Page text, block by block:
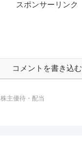
スポンサーリンク
コメントを書き込む
株主優待・配当